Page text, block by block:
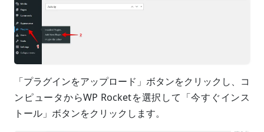
「プラグインをアップロード」ボタンをクリックし、コ
ンピュータからWP Rocketを選択して「今すぐインス
トール」ボタンをクリックします。